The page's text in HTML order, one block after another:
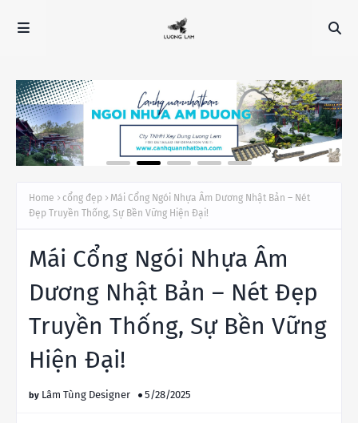
Home cổng đẹp
Mái Cổng Ngói Nhựa Âm Dương Nhật Bản – Nét
Đẹp Truyền Thống, Sự Bền Vững Hiện Đại!
Mái Cổng Ngói Nhựa Âm
Dương Nhật Bản – Nét Đẹp
Truyền Thống, Sự Bền Vững
Hiện Đại!
Lâm Tùng Designer 5/28/2025